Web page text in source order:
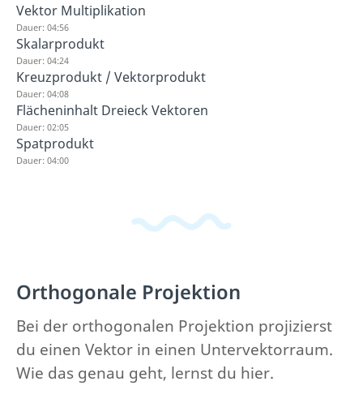
Vektor Multiplikation
Dauer: 04:56
Skalarprodukt
Dauer: 04:24
Kreuzprodukt / Vektorprodukt
Dauer: 04:08
Flächeninhalt Dreieck Vektoren
Dauer: 02:05
Spatprodukt
Dauer: 04:00
Orthogonale Projektion
Bei der orthogonalen Projektion projizierst
du einen Vektor in einen Untervektorraum.
Wie das genau geht, lernst du hier.